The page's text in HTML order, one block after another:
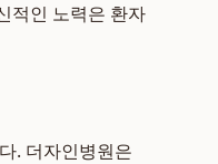
적인 노력은 환자
. 더자인병원은